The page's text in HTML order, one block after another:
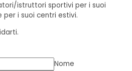
istruttori sportivi per i suoi
per i suoi centri estivi.
Nome